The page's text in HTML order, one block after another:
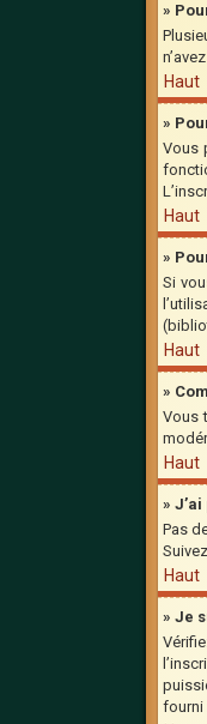
»
Haut
»
Vous
Haut
»
Si
Haut
»
Vous
Haut
»
Pas
Haut
» Je
fourni